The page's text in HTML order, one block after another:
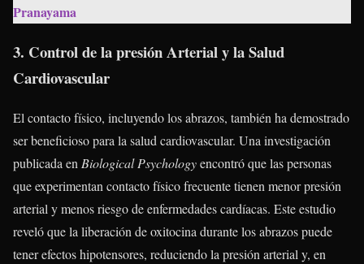
Pranayama
3. Control de la presión Arterial y la Salud
Cardiovascular
El contacto físico, incluyendo los abrazos, también ha demostrado
ser beneficioso para la salud cardiovascular. Una investigación
publicada en Biological Psychologyencontró que las personas
que experimentan contacto físico frecuente tienen menor presión
arterial y menos riesgo de enfermedades cardíacas. Este estudio
reveló que la liberación de oxitocina durante los abrazos puede
tener efectos hipotensores, reduciendo la presión arterial y, en